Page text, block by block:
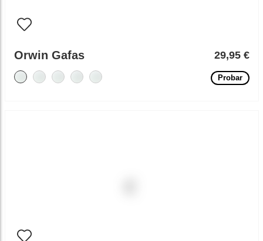
Orwin Gafas 29,95 €
Probar